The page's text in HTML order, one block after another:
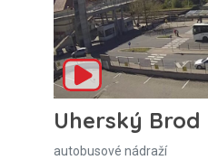
Uherský Brod
autobusové nádraží